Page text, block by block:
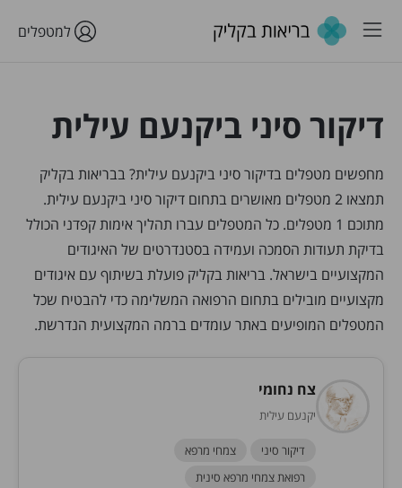
למטפלים
דיקור סיני ביקנעם עילית
מחפשים מטפלים בדיקור סיני ביקנעם עילית? בבריאות בקליק
תמצאו 2 מטפלים מאושרים בתחום דיקור סיני ביקנעם עילית.
מתוכם 1 מטפלים. כל המטפלים עברו תהליך אימות קפדני הכולל
בדיקת תעודות הסמכה ועמידה בסטנדרטים של האיגודים
המקצועיים בישראל. בריאות בקליק פועלת בשיתוף עם איגודים
מקצועיים מובילים בתחום הרפואה המשלימה כדי להבטיח שכל
המטפלים המופיעים באתר עומדים ברמה המקצועית הנדרשת.
צח נחומי
יקנעם עילית
דיקור סיני
צמחי מרפא
רפואת צמחי מרפא סינית